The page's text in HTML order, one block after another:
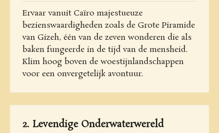
Ervaar vanuit Caïro majestueuze
bezienswaardigheden zoals de Grote Piramide
van Gizeh, één van de zeven wonderen die als
baken fungeerde in de tijd van de mensheid.
Klim hoog boven de woestijnlandschappen
voor een onvergetelijk avontuur.
2. Levendige Onderwaterwereld